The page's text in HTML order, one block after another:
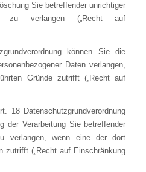
Sie betreffender unrichtiger
zu verlangen („Recht auf
können Sie die
Daten verlangen,
Gründe zutrifft („Recht auf
18 Datenschutzgrundverordnung
der Verarbeitung Sie betreffender
verlangen, wenn eine der dort
zutrifft („Recht auf Einschränkung